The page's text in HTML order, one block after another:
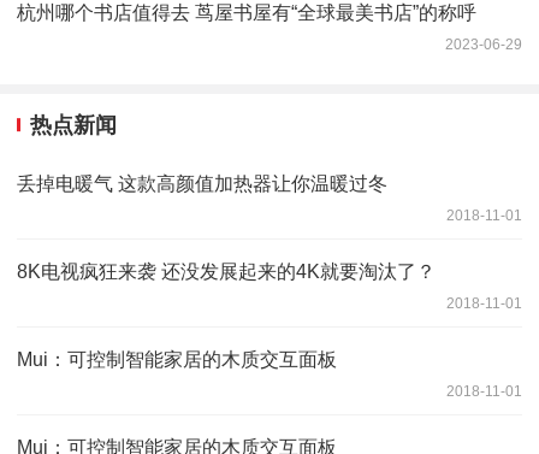
杭州哪个书店值得去 茑屋书屋有“全球最美书店”的称呼
2023-06-29
热点新闻
丢掉电暖气 这款高颜值加热器让你温暖过冬
2018-11-01
8K电视疯狂来袭 还没发展起来的4K就要淘汰了？
2018-11-01
Mui：可控制智能家居的木质交互面板
2018-11-01
Mui：可控制智能家居的木质交互面板